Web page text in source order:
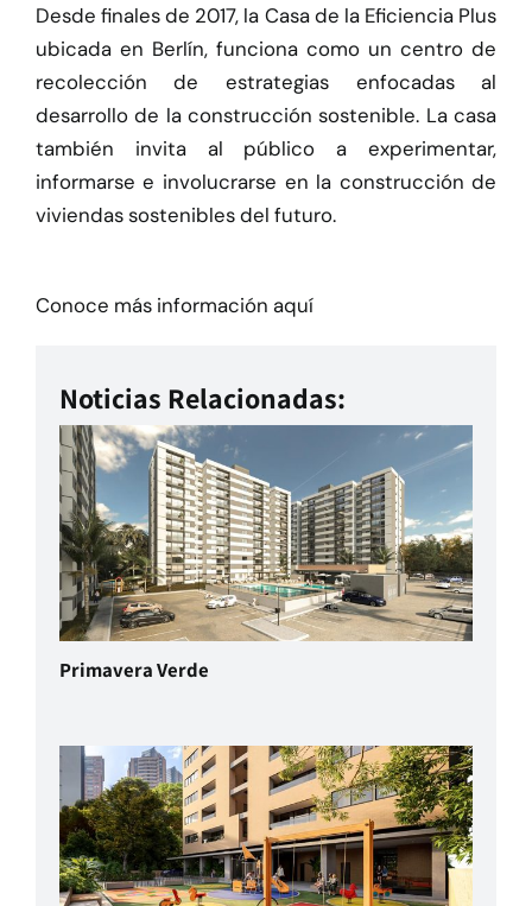
Herramientas
Credenciales
Desde finales de 2017, la Casa de la Eficiencia Plus
ubicada en Berlín, funciona como un centro de
recolección de estrategias enfocadas al
desarrollo de la construcción sostenible. La casa
también invita al público a experimentar,
informarse e involucrarse en la construcción de
viviendas sostenibles del futuro.
Conoce más información aquí
Noticias Relacionadas:
Primavera Verde